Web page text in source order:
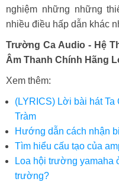
nghiệm những những
nhiều điều hấp dẫn khác
Trường Ca Audio - Hệ
Âm Thanh Chính Hãng
Xem thêm:
(LYRICS) Lời bài hát
Tràm
Hướng dẫn cách nhận
Tìm hiểu cấu tạo của
Loa hội trường yamaha
trường?